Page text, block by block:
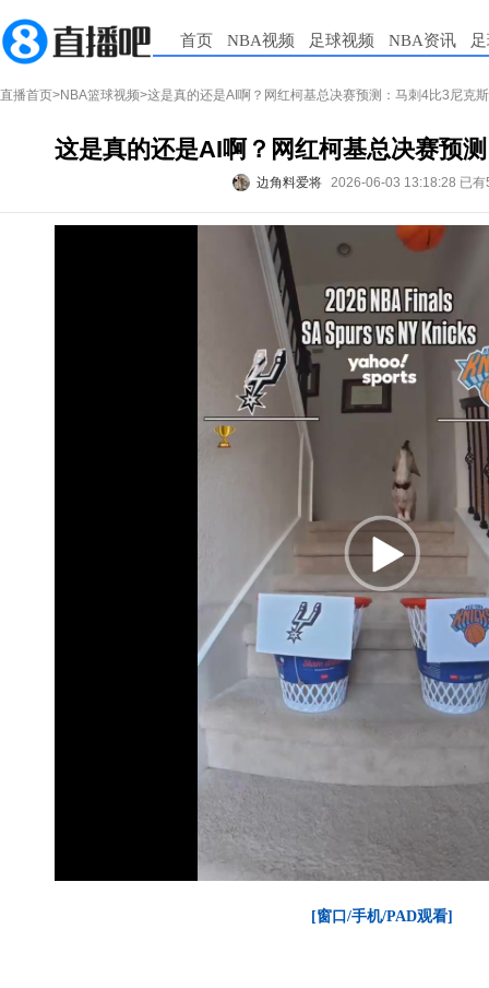
首页 NBA视频 足球视频 NBA资讯
直播首页>NBA篮球视频>这是真的还是AI啊？网红柯基总决赛预测：马刺4比3尼克
这是真的还是AI啊？网红柯基总决赛预
边角料爱将 2026-06-03 13:18:28 已有
[窗口/手机/PAD观看]